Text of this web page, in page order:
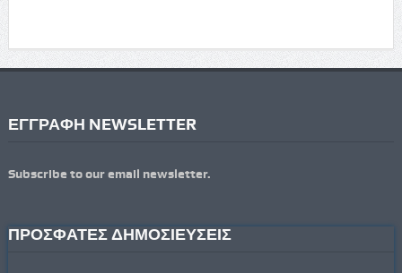
ΕΓΓΡΑΦΗ NEWSLETTER
Subscribe to our email newsletter.
ΠΡΟΣΦΑΤΕΣ ΔΗΜΟΣΙΕΥΣΕΙΣ